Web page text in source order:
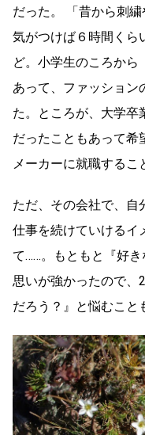
だった。 「昔から刺繍
気がつけば６時間くら
ど。小学生のころか
あって、ファッション
た。ところが、大学卒
だったこともあって希
メーカーに就職するこ
ただ、その会社で、自
仕事を続けていけるイ
て……。もともと『好き
思いが強かったので、
だろう？』と悩むこと